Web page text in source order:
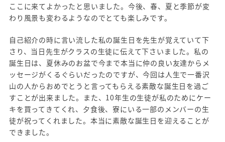
ここに来てよかったと思いました。今後、春、夏と季節が変
わり風景も変わるようなのでとても楽しみです。
自己紹介の時に言い流した私の誕生日を先生が覚えていて下
さり、当日先生がクラスの生徒に伝えて下さいました。私の
誕生日は、夏休みのお盆で今まで本当に仲の良い友達からメ
ッセージがくるぐらいだったのですが、今回は人生で一番沢
山の人からおめでとうと言ってもらえる素敵な誕生日を過ご
すことが出来ました。また、10年生の生徒が私のためにケー
キを買ってきてくれ、夕食後、寮にいる一部のメンバーの生
徒が祝ってくれました。本当に素敵な誕生日を迎えることが
できました。